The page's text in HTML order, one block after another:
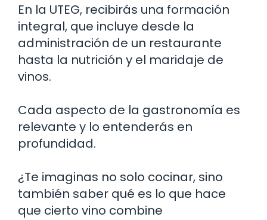
En la UTEG, recibirás una formación
integral, que incluye desde la
administración de un restaurante
hasta la nutrición y el maridaje de
vinos.
Cada aspecto de la gastronomía es
relevante y lo entenderás en
profundidad.
¿Te imaginas no solo cocinar, sino
también saber qué es lo que hace
que cierto vino combine